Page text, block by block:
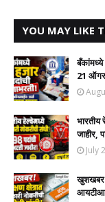
YOU MAY LIKE
21
भारतीय
जाहीर,
July
खुशखबर!